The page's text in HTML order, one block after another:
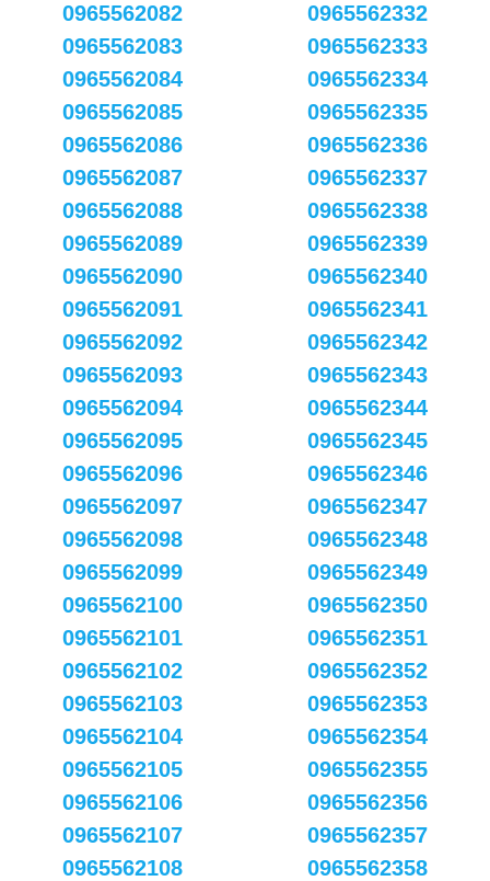
0965562082
0965562083
0965562084
0965562085
0965562086
0965562087
0965562088
0965562089
0965562090
0965562091
0965562092
0965562093
0965562094
0965562095
0965562096
0965562097
0965562098
0965562099
0965562100
0965562101
0965562102
0965562103
0965562104
0965562105
0965562106
0965562107
0965562108
0965562332
0965562333
0965562334
0965562335
0965562336
0965562337
0965562338
0965562339
0965562340
0965562341
0965562342
0965562343
0965562344
0965562345
0965562346
0965562347
0965562348
0965562349
0965562350
0965562351
0965562352
0965562353
0965562354
0965562355
0965562356
0965562357
0965562358